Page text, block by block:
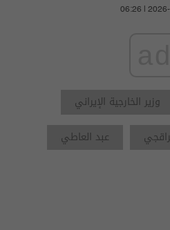
06:26 |
وزير الخارجية الإيراني
عبد العاطي